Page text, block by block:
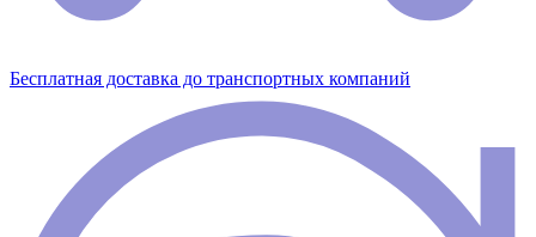
Бесплатная доставка до транспортных компаний